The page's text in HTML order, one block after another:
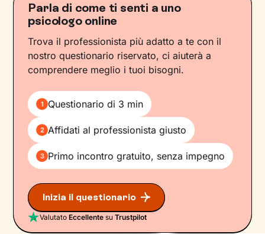
Parla di come ti senti a uno
psicologo online
Trova il professionista più adatto a te con il
nostro questionario riservato, ci aiuterà a
comprendere meglio i tuoi bisogni.
1 Questionario di 3 min
2 Affidati al professionista giusto
3 Primo incontro gratuito, senza impegno
Inizia il questionario
ValutatoEccellente suTrustpilot